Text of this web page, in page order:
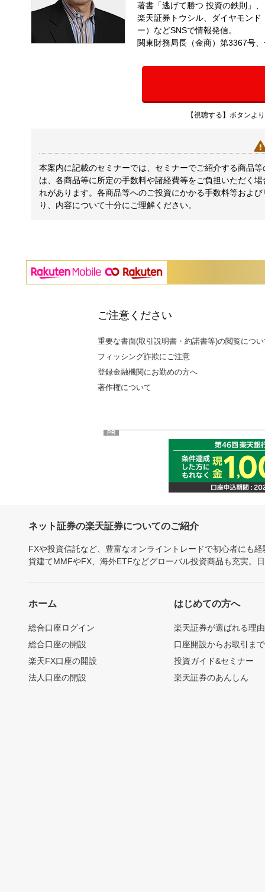
著書「逃げて勝つ 投資の鉄則」
楽天証券トウシル、ダイヤモン
ー）などSNSで情報発信。
関東財務局長（金商）第3367号
【視聴する】ボタンよ
本案内に記載のセミナーでは、セミナーでご紹介する商品
は、各商品等に所定の手数料や諸経費等をご負担いただく
れがあります。各商品等へのご投資にかかる手数料等およ
り、内容について十分にご理解ください。
ご注意ください
重要な書面(取引説明書・約諾書等)の閲覧につ
フィッシング詐欺にご注意
登録金融機関にお勤めの方へ
著作権について
PR
ネット証券の楽天証券についてのご紹介
FXや投資信託など、豊富なオンライントレードで初心者にも
貨建てMMFやFX、海外ETFなどグローバル投資商品も充実。
ホーム
総合口座ログイン
総合口座の開設
楽天FX口座の開設
法人口座の開設
はじめての方へ
楽天証券が選ばれる理由
口座開設からお取引ま
投資ガイド&セミナー
楽天証券のあんしん